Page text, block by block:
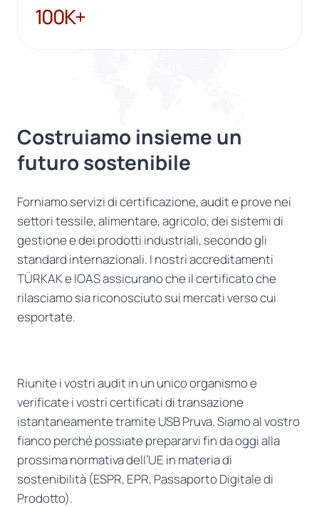
100K+
100K+
Costruiamo insieme un
futuro sostenibile
Forniamo servizi di certificazione, audit e prove nei
settori tessile, alimentare, agricolo, dei sistemi di
gestione e dei prodotti industriali, secondo gli
standard internazionali. I nostri accreditamenti
TÜRKAK e IOAS assicurano che il certificato che
rilasciamo sia riconosciuto sui mercati verso cui
esportate.
Riunite i vostri audit in un unico organismo e
verificate i vostri certificati di transazione
istantaneamente tramite USB Pruva. Siamo al vostro
fianco perché possiate prepararvi fin da oggi alla
prossima normativa dell’UE in materia di
sostenibilità (ESPR, EPR, Passaporto Digitale di
Prodotto).